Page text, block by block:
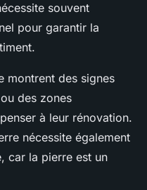
souvent
pour garantir la
montrent des signes
des zones
à leur rénovation.
nécessite également
car la pierre est un